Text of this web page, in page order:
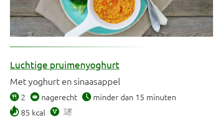
Luchtige pruimenyoghurt
Met yoghurt en sinaasappel
2 nagerecht
minder dan 15 minuten
85 kcal